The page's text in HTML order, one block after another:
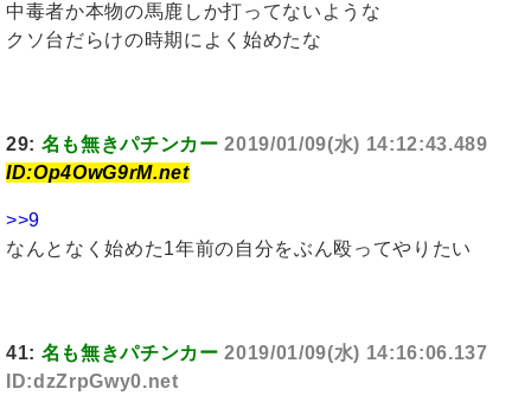
中毒者か本物の馬鹿しか打ってないような
クソ台だらけの時期によく始めたな
29: 名も無きパチンカー 2019/01/09(水) 14:12:43.489
ID:Op4OwG9rM.net
>>9
なんとなく始めた1年前の自分をぶん殴ってやりたい
41: 名も無きパチンカー 2019/01/09(水) 14:16:06.137
ID:dzZrpGwy0.net